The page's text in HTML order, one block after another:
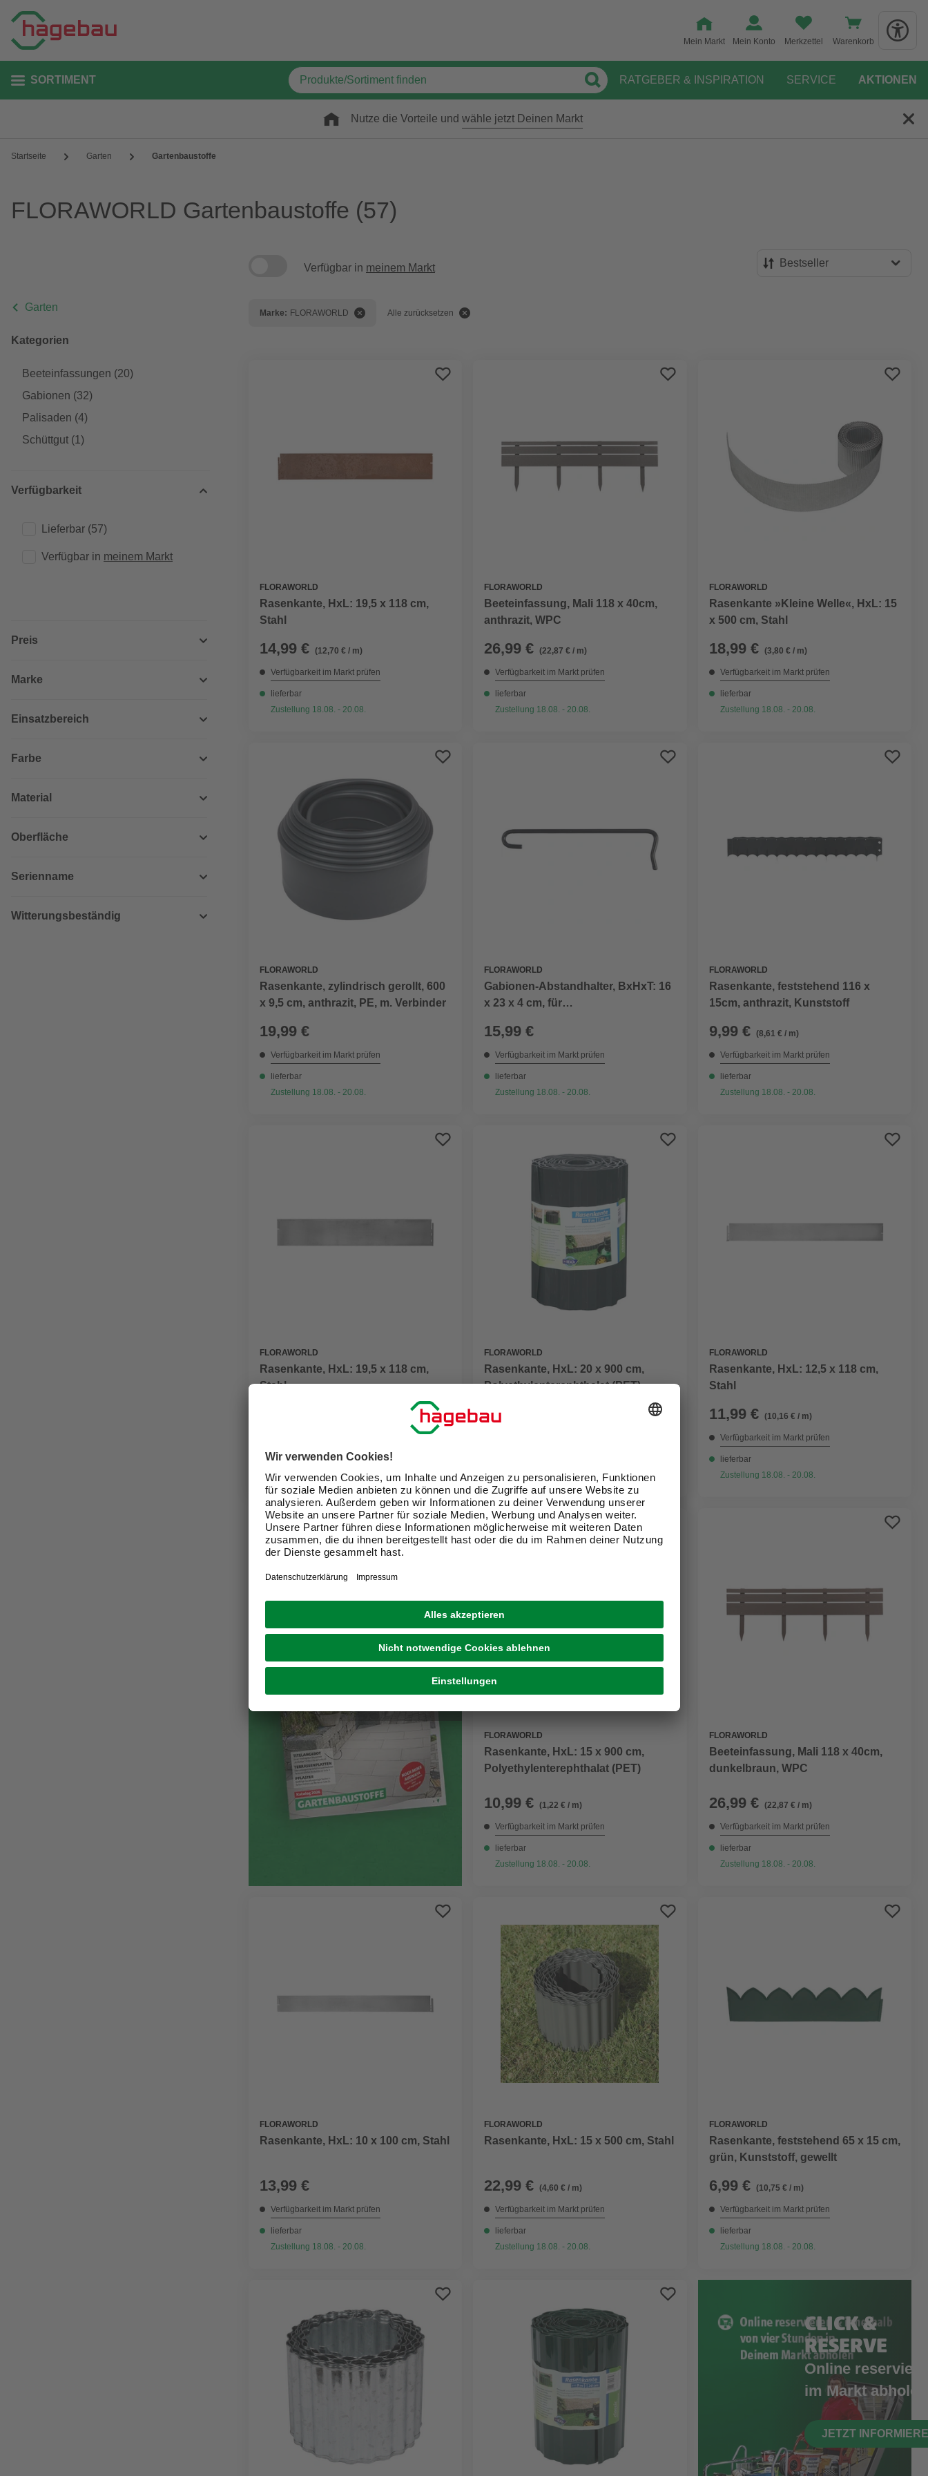
Mein Markt Mein Konto Merkzettel Warenkorb
SORTIMENT RATGEBER & INSPIRATION SERVICE AKTIONEN
Nutze die Vorteile und wähle jetzt Deinen Markt
Startseite Garten Gartenbaustoffe
FLORAWORLD Gartenbaustoffe (57)
Garten
Kategorien
Beeteinfassungen (20)
Gabionen (32)
Palisaden (4)
Schüttgut (1)
Verfügbarkeit
Lieferbar (57)
Verfügbar in meinem Markt
Preis
Marke
Einsatzbereich
Farbe
Material
Oberfläche
Serienname
Witterungsbeständig
Verfügbar in meinem Markt Bestseller
Marke: FLORAWORLD Alle zurücksetzen
FLORAWORLD
Rasenkante, HxL: 19,5 x 118 cm,
Stahl
14,99 € (12,70 € / m)
Verfügbarkeit im Markt prüfen
lieferbar
Zustellung 18.08. - 20.08.
FLORAWORLD
Beeteinfassung, Mali 118 x 40cm,
anthrazit, WPC
26,99 € (22,87 € / m)
Verfügbarkeit im Markt prüfen
lieferbar
Zustellung 18.08. - 20.08.
FLORAWORLD
Rasenkante »Kleine Welle«, HxL: 15
x 500 cm, Stahl
18,99 € (3,80 € / m)
Verfügbarkeit im Markt prüfen
lieferbar
Zustellung 18.08. - 20.08.
FLORAWORLD
Rasenkante, zylindrisch gerollt, 600
x 9,5 cm, anthrazit, PE, m. Verbinder
19,99 €
Verfügbarkeit im Markt prüfen
lieferbar
Zustellung 18.08. - 20.08.
FLORAWORLD
Gabionen-Abstandhalter, BxHxT: 16
x 23 x 4 cm, für
15,99 €
Verfügbarkeit im Markt prüfen
lieferbar
Zustellung 18.08. - 20.08.
FLORAWORLD
Rasenkante, feststehend 116 x
15cm, anthrazit, Kunststoff
9,99 € (8,61 € / m)
Verfügbarkeit im Markt prüfen
lieferbar
Zustellung 18.08. - 20.08.
FLORAWORLD
Rasenkante, HxL: 19,5 x 118 cm,
Stahl
lieferbar
Zustellung 18.08. - 20.08.
FLORAWORLD
Rasenkante, HxL: 20 x 900 cm,
Polyethylenterephthalat (PET)
11,99 €
Zustellung 18.08. - 20.08.
FLORAWORLD
Rasenkante, HxL: 12,5 x 118 cm,
Stahl
11,99 € (10,16 € / m)
Verfügbarkeit im Markt prüfen
lieferbar
Zustellung 18.08. - 20.08.
GARTENBAUSTOFFE
Neuer Katalog: Digital und
voller Inspiration
FLORAWORLD
Rasenkante, HxL: 15 x 900 cm,
Polyethylenterephthalat (PET)
10,99 € (1,22 € / m)
Verfügbarkeit im Markt prüfen
lieferbar
Zustellung 18.08. - 20.08.
FLORAWORLD
Beeteinfassung, Mali 118 x 40cm,
dunkelbraun, WPC
26,99 € (22,87 € / m)
Verfügbarkeit im Markt prüfen
lieferbar
Zustellung 18.08. - 20.08.
FLORAWORLD
Rasenkante, HxL: 10 x 100 cm, Stahl
13,99 €
Verfügbarkeit im Markt prüfen
lieferbar
Zustellung 18.08. - 20.08.
FLORAWORLD
Rasenkante, HxL: 15 x 500 cm, Stahl
22,99 € (4,60 € / m)
Verfügbarkeit im Markt prüfen
lieferbar
Zustellung 18.08. - 20.08.
FLORAWORLD
Rasenkante, feststehend 65 x 15 cm,
grün, Kunststoff, gewellt
6,99 € (10,75 € / m)
Verfügbarkeit im Markt prüfen
lieferbar
Zustellung 18.08. - 20.08.
CLICK &
RESERVE
Online
im Markt abholen
JETZT